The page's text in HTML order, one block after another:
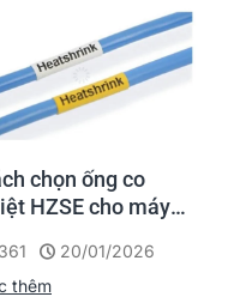
chọn ống co
HZSE cho máy in
361
20/01/2026
thêm